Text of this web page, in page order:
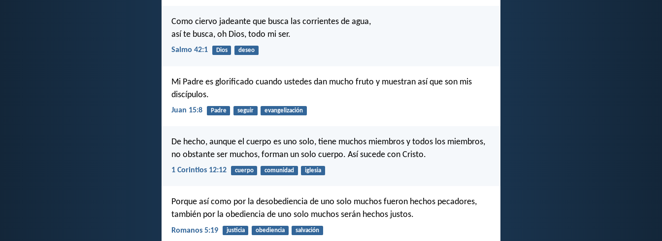
Como ciervo jadeante que busca las corrientes de agua,
así te busca, oh Dios, todo mi ser.
Salmo 42:1 Dios deseo
Mi Padre es glorificado cuando ustedes dan mucho fruto y muestran así que son mis
discípulos.
Juan 15:8 Padre seguir evangelización
De hecho, aunque el cuerpo es uno solo, tiene muchos miembros y todos los miembros,
no obstante ser muchos, forman un solo cuerpo. Así sucede con Cristo.
1 Corintios 12:12 cuerpo comunidad iglesia
Porque así como por la desobediencia de uno solo muchos fueron hechos pecadores,
también por la obediencia de uno solo muchos serán hechos justos.
Romanos 5:19 justicia obediencia salvación